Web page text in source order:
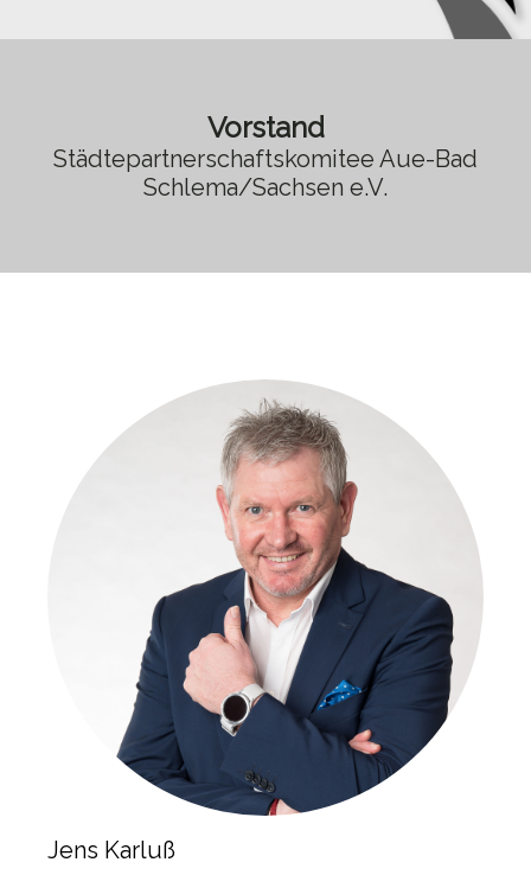
Vorstand
Städtepartnerschaftskomitee Aue-Bad
Schlema/Sachsen e.V.
Jens Karluß